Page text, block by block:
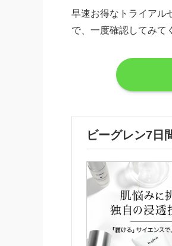
早速お得なトライアル
で、一度確認してみて
ビーグレン7日